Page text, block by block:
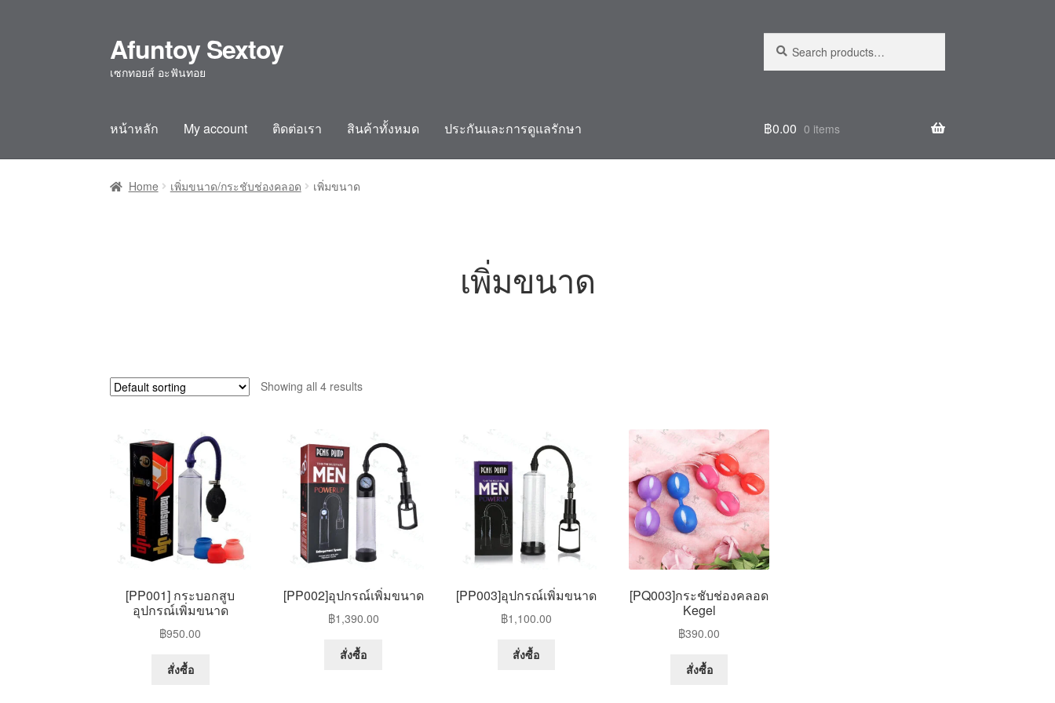
Skip
to
navigation
Skip
to
content
Afuntoy Sextoy
เซกทอยส์ อะฟันทอย
for:
หน้าหลัก My account ติดต่อเรา สินค้าทั้งหมด ประกันและการดูแลรักษา
Home Cart Checkout Confirm Payment My account
฿0.00 0 items
Home เพิ่มขนาด/กระชับช่องคลอด เพิ่มขนาด
เพิ่มขนาด
Showing all 4 results
[PP001] กระบอกสูบ
อุปกรณ์เพิ่มขนาด
฿950.00
สั่งซื้อ
[PP002]อุปกรณ์เพิ่มขนาด
฿1,390.00
สั่งซื้อ
[PP003]อุปกรณ์เพิ่มขนาด
฿1,100.00
สั่งซื้อ
[PQ003]กระชับช่องคลอด
Kegel
฿390.00
สั่งซื้อ